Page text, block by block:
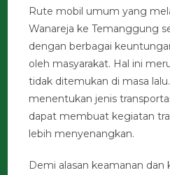
Rute mobil umum yang
Wanareja ke Temanggung
dengan berbagai
oleh masyarakat. Hal ini
tidak ditemukan di masa
menentukan jenis
dapat membuat kegiatan
lebih menyenangkan.
Demi alasan keamanan dan